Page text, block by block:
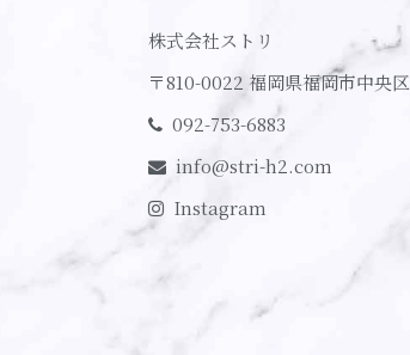
株式会社ストリ
〒810-0022 福岡県福岡市中央区
092-753-6883
info@stri-h2.com
Instagram